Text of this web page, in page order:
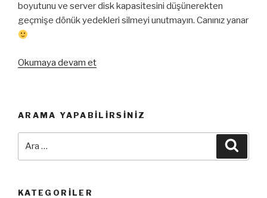
boyutunu ve server disk kapasitesini düşünerekten
geçmişe dönük yedekleri silmeyi unutmayın. Canınız yanar
Okumaya devam et“PostgreSQL
ARAMA YAPABILIRSINIZ
KATEGORILER